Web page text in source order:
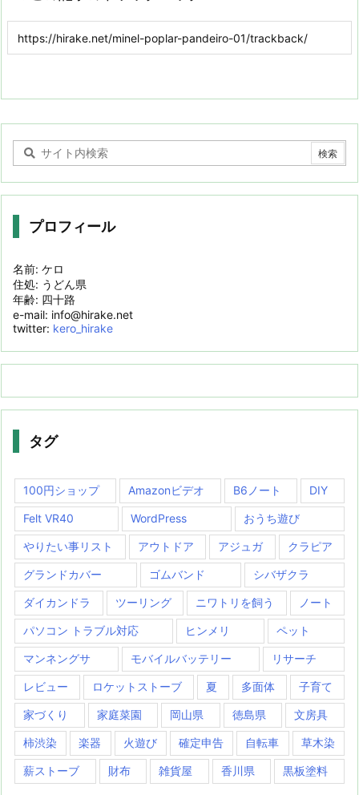
プロフィール
名前: ケロ
住処: うどん県
年齢: 四十路
e-mail: info@hirake.net
twitter: kero_hirake
タグ
100円ショップ Amazonビデオ B6ノート DIY
Felt VR40 WordPress おうち遊び
やりたい事リスト アウトドア アジュガ クラピア
グランドカバー ゴムバンド シバザクラ
ダイカンドラ ツーリング ニワトリを飼う ノート
パソコン トラブル対応 ヒンメリ ペット
マンネングサ モバイルバッテリー リサーチ
レビュー ロケットストーブ 夏 多面体 子育て
家づくり 家庭菜園 岡山県 徳島県 文房具
柿渋染 楽器 火遊び 確定申告 自転車 草木染
薪ストーブ 財布 雑貨屋 香川県 黒板塗料